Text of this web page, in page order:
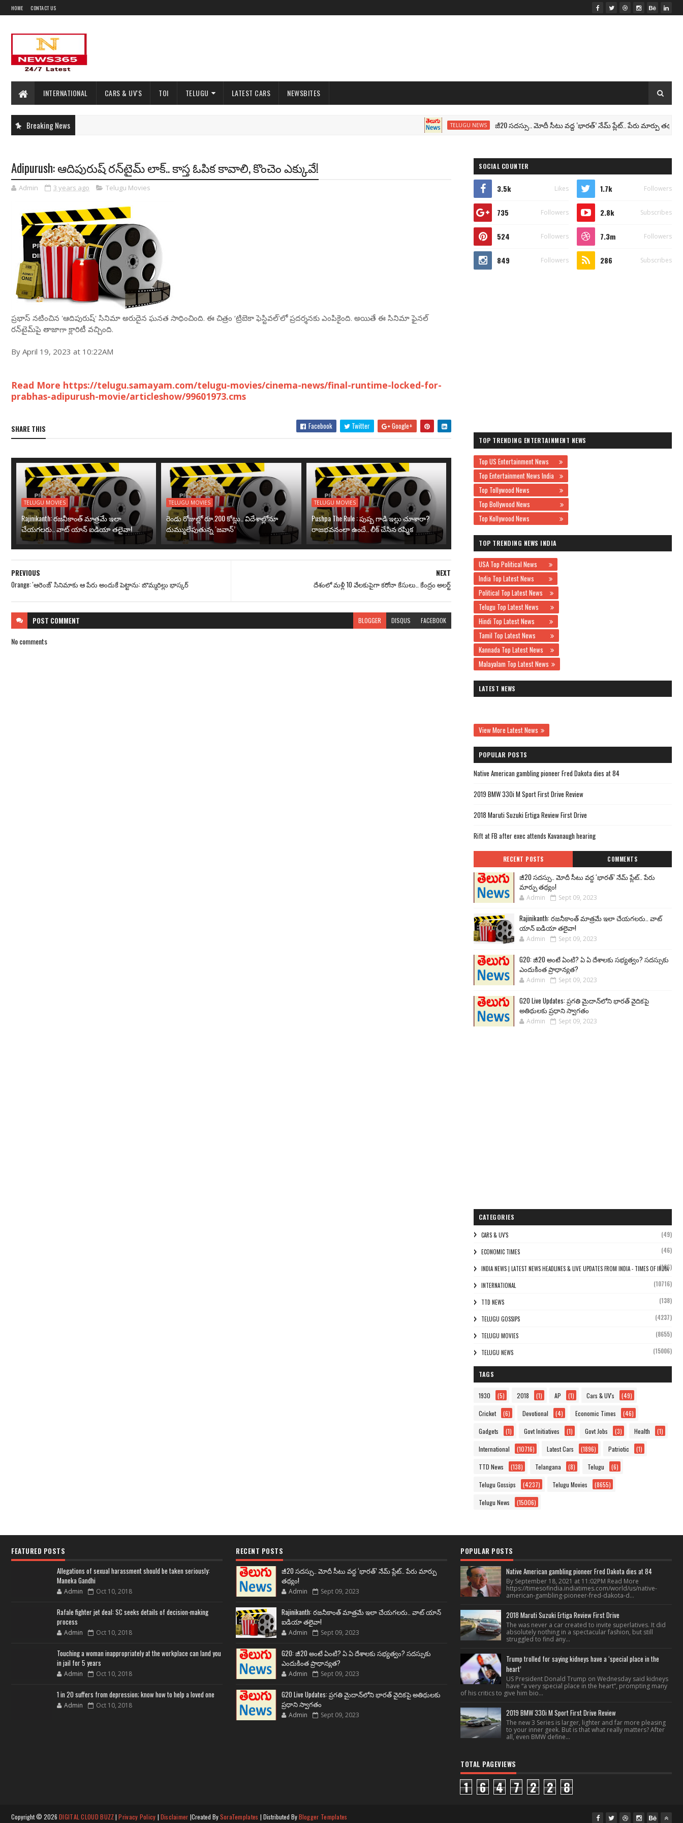
HOME CONTACT US
INTERNATIONAL CARS & UV'S TOI TELUGU LATEST CARS NEWSBITES
Breaking News TELUGU NEWS జీ20 సదస్సు.. మోదీ సీటు వద్ద ‘భారత్’ నేమ్ ప్లేట్‌.. పేరు మార్పు తథ్యం!
Adipurush: ఆదిపురుష్ రన్‌టైమ్ లాక్.. కాస్త ఓపిక కావాలి, కొంచెం ఎక్కువే!
Admin 3 years ago Telugu Movies
ప్రభాస్ నటించిన 'ఆదిపురుష్' సినిమా అరుదైన ఘనత సాధించింది. ఈ చిత్రం ‘ట్రిబెకా ఫెస్టివల్‌’లో ప్రదర్శనకు ఎంపికైంది. అయితే ఈ సినిమా ఫైనల్
రన్‌టైమ్‌పై తాజాగా క్లారిటీ వచ్చింది.
By April 19, 2023 at 10:22AM
Read More https://telugu.samayam.com/telugu-movies/cinema-news/final-runtime-locked-for-
prabhas-adipurush-movie/articleshow/99601973.cms
SHARE THIS Facebook Twitter Google+
TELUGU MOVIES
Rajinikanth: రజనీకాంత్ మాత్రమే ఇలా
చేయగలరు.. వాట్ యాన్ ఐడియా తలైవా!
TELUGU MOVIES
రెండు రోజుల్లో రూ.200 కోట్లు.. విదేశాల్లోనూ
దుమ్ములేపుతున్న ‘జవాన్’
TELUGU MOVIES
Pushpa The Rule : పుష్ప గాడి ఇల్లు చూశారా?
రాజభవనంలా ఉందే.. లీక్ చేసిన రష్మిక
NEXT
దేశంలో మళ్లీ 10 వేలకుపైగా కరోనా కేసులు.. కేంద్రం అలర్ట్
PREVIOUS
Orange: 'ఆరెంజ్' సినిమాకు ఆ పేరు అందుకే పెట్టాను: బొమ్మరిల్లు భాస్కర్
POST COMMENT BLOGGER DISQUS FACEBOOK
No comments
SOCIAL COUNTER
3.5k Likes 1.7k Followers
735 Followers 2.8k Subscribes
524 Followers 7.3m Followers
849 Followers 286 Subscribes
TOP TRENDING ENTERTAINMENT NEWS
Top US Entertainment News
Top Entertainment News India
Top Tollywood News
Top Bollywood News
Top Kollywood News
TOP TRENDING NEWS INDIA
USA Top Political News
India Top Latest News
Political Top Latest News
Telugu Top Latest News
Hindi Top Latest News
Tamil Top Latest News
Kannada Top Latest News
Malayalam Top Latest News
LATEST NEWS
View More Latest News
POPULAR POSTS
Native American gambling pioneer Fred Dakota dies at 84
2019 BMW 330i M Sport First Drive Review
2018 Maruti Suzuki Ertiga Review First Drive
Rift at FB after exec attends Kavanaugh hearing
RECENT POSTS COMMENTS
జీ20 సదస్సు.. మోదీ సీటు వద్ద ‘భారత్’ నేమ్ ప్లేట్‌.. పేరు
మార్పు తథ్యం!
Admin Sept 09, 2023
Rajinikanth: రజనీకాంత్ మాత్రమే ఇలా చేయగలరు.. వాట్
యాన్ ఐడియా తలైవా!
Admin Sept 09, 2023
G20: జీ20 అంటే ఏంటి? ఏ ఏ దేశాలకు సభ్యత్వం? సదస్సుకు
ఎందుకింత ప్రాధాన్యత?
Admin Sept 09, 2023
G20 Live Updates: ప్రగతి మైదాన్‌లోని భారత్ వైదికపై
అతిథులకు ప్రధాని స్వాగతం
Admin Sept 09, 2023
CATEGORIES
CARS & UV'S (49)
ECONOMIC TIMES (46)
INDIA NEWS | LATEST NEWS HEADLINES & LIVE UPDATES FROM INDIA - TIMES OF INDIA
(106)
INTERNATIONAL (10716)
TTD NEWS (138)
TELUGU GOSSIPS (4237)
TELUGU MOVIES (8655)
TELUGU NEWS (15006)
TAGS
1930 (5) 2018 (1) AP (1) Cars & UV's (49)
Cricket (6) Devotional (4) Economic Times (46)
Gadgets (1) Govt Initiatives (1) Govt Jobs (3) Health (1)
International (10716) Latest Cars (1896) Patriotic (1)
TTD News (138) Telangana (8) Telugu (6)
Telugu Gossips (4237) Telugu Movies (8655)
Telugu News (15006)
FEATURED POSTS
Allegations of sexual harassment should be taken seriously:
Maneka Gandhi
Admin Oct 10, 2018
Rafale fighter jet deal: SC seeks details of decision-making
process
Admin Oct 10, 2018
Touching a woman inappropriately at the workplace can land you
in jail for 5 years
Admin Oct 10, 2018
1 in 20 suffers from depression; know how to help a loved one
Admin Oct 10, 2018
RECENT POSTS
జీ20 సదస్సు.. మోదీ సీటు వద్ద ‘భారత్’ నేమ్ ప్లేట్‌.. పేరు మార్పు
తథ్యం!
Admin Sept 09, 2023
Rajinikanth: రజనీకాంత్ మాత్రమే ఇలా చేయగలరు.. వాట్ యాన్
ఐడియా తలైవా!
Admin Sept 09, 2023
G20: జీ20 అంటే ఏంటి? ఏ ఏ దేశాలకు సభ్యత్వం? సదస్సుకు
ఎందుకింత ప్రాధాన్యత?
Admin Sept 09, 2023
G20 Live Updates: ప్రగతి మైదాన్‌లోని భారత్ వైదికపై అతిథులకు
ప్రధాని స్వాగతం
Admin Sept 09, 2023
POPULAR POSTS
Native American gambling pioneer Fred Dakota dies at 84
By September 18, 2021 at 11:02PM Read More
https://timesofindia.indiatimes.com/world/us/native-
american-gambling-pioneer-fred-dakota-d...
2018 Maruti Suzuki Ertiga Review First Drive
The was never a car created to invite superlatives. It did
absolutely nothing in a spectacular fashion, but still
struggled to find any...
Trump trolled for saying kidneys have a ‘special place in the
heart’
US President Donald Trump on Wednesday said kidneys
have “a very special place in the heart”, prompting many
of his critics to give him bio...
2019 BMW 330i M Sport First Drive Review
The new 3 Series is larger, lighter and far more pleasing
to your inner geek. But is that what really matters? After
all, even BMW define...
TOTAL PAGEVIEWS
1 6 4 7 2 2 8
Copyright © 2026 DIGITAL CLOUD BUZZ|Privacy Policy | Disclaimer |Created BySoraTemplates | Distributed ByBlogger Templates